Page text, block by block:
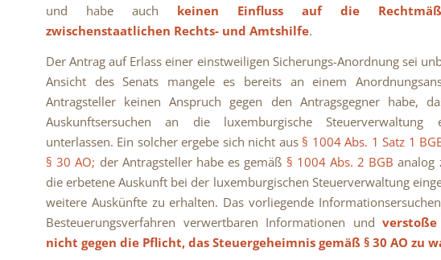
und habe auch keinen Einfluss auf die
zwischenstaatlichen Rechts- und Amtshilfe.
Der Antrag auf Erlass einer einstweiligen Sicherungs-Anordnung sei
Ansicht des Senats mangele es bereits an einem
Antragsteller keinen Anspruch gegen den Antragsgegner habe,
Auskunftsersuchen an die luxemburgische Steuerverwaltung
unterlassen. Ein solcher ergebe sich nicht aus § 1004 Abs. 1 Satz 1
§ 30 AO; der Antragsteller habe es gemäß § 1004 Abs. 2 BGB analog
die erbetene Auskunft bei der luxemburgischen Steuerverwaltung
weitere Auskünfte zu erhalten. Das vorliegende
Besteuerungsverfahren verwertbaren Informationen und
nicht gegen die Pflicht, das Steuergeheimnis gemäß § 30 AO zu